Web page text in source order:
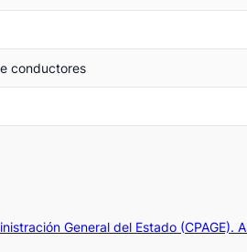
conductores
General del Estado (CPAGE).